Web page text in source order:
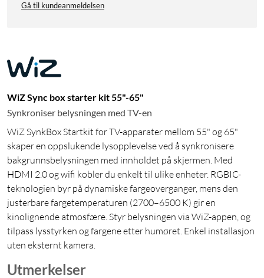
Gå til kundeanmeldelsen
WiZ Sync box starter kit 55"-65"
Synkroniser belysningen med TV-en
WiZ SynkBox Startkit for TV-apparater mellom 55" og 65"
skaper en oppslukende lysopplevelse ved å synkronisere
bakgrunnsbelysningen med innholdet på skjermen. Med
HDMI 2.0 og wifi kobler du enkelt til ulike enheter. RGBIC-
teknologien byr på dynamiske fargeoverganger, mens den
justerbare fargetemperaturen (2700–6500 K) gir en
kinolignende atmosfære. Styr belysningen via WiZ-appen, og
tilpass lysstyrken og fargene etter humøret. Enkel installasjon
uten eksternt kamera.
Utmerkelser